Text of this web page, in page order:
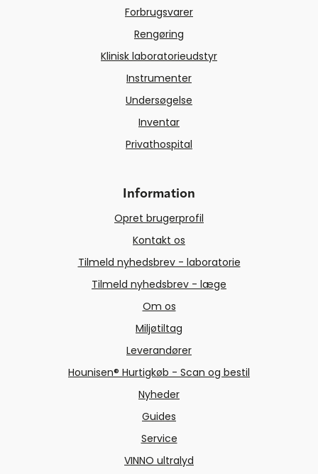
Forbrugsvarer
Rengøring
Klinisk laboratorieudstyr
Instrumenter
Undersøgelse
Inventar
Privathospital
Information
Opret brugerprofil
Kontakt os
Tilmeld nyhedsbrev - laboratorie
Tilmeld nyhedsbrev - læge
Om os
Miljøtiltag
Leverandører
Hounisen® Hurtigkøb - Scan og bestil
Nyheder
Guides
Service
VINNO ultralyd